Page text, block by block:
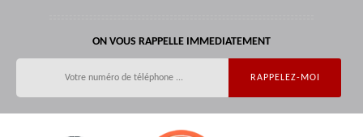
ON VOUS RAPPELLE IMMEDIATEMENT